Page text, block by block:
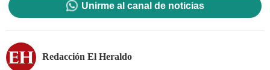
Unirme al canal de noticias
Redacción El Heraldo